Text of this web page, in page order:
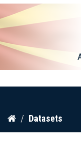
Skip
content
Datasets